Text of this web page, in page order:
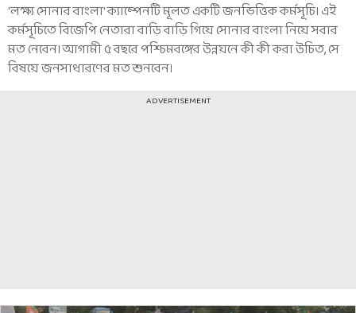
'লক্ষ্য সোনার বাংলা' ক্যাম্পেনটি মূলত একটি জনভিত্তিক কর্মসূচি। এই
কর্মসূচিতে বিজেপি নেতারা বাড়ি বাড়ি গিয়ে সোনার বাংলা নিয়ে সবার
মত নেবেন। আগামী ৫ বছরে পশ্চিমবঙ্গের উন্নয়নে কী কী করা উচিত, সে
বিষয়ে জনসাধারণের মত শুনবেন।
ADVERTISEMENT